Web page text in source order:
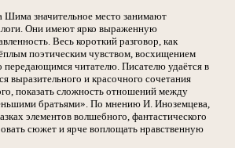
Шима значительное место занимают
Они имеют ярко выраженную
Весь короткий разговор, как
поэтическим чувством, восхищением
передающимся читателю. Писателю удаётся в
выразительного и красочного сочетания
показать сложность отношений между
братьями». По мнению И. Иноземцева,
элементов волшебного, фантастического
сюжет и ярче воплощать нравственную